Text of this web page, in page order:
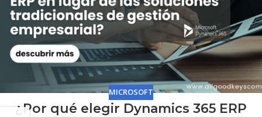
MICROSOFT
¿Por qué elegir Dynamics 365 ERP